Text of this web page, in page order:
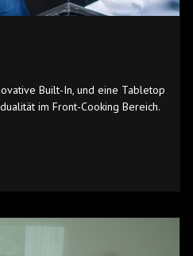
Built-In, und eine Tabletop
im Front-Cooking Bereich.